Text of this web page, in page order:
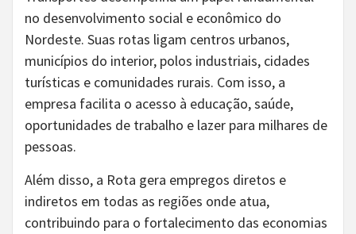
no desenvolvimento social e econômico do
Nordeste. Suas rotas ligam centros urbanos,
municípios do interior, polos industriais, cidades
turísticas e comunidades rurais. Com isso, a
empresa facilita o acesso à educação, saúde,
oportunidades de trabalho e lazer para milhares de
pessoas.
Além disso, a Rota gera empregos diretos e
indiretos em todas as regiões onde atua,
contribuindo para o fortalecimento das economias